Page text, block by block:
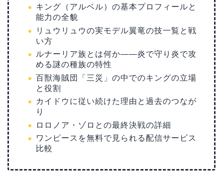
キング（アルベル）の基本プロフィールと
能力の全貌
リュウリュウの実モデル翼竜の技一覧と戦
い方
ルナーリア族とは何か——炎で守り炎で攻
める謎の種族の特性
百獣海賊団「三災」の中でのキングの立場
と役割
カイドウに従い続けた理由と過去のつなが
り
ロロノア・ゾロとの最終決戦の詳細
ワンピースを無料で見られる配信サービス
比較